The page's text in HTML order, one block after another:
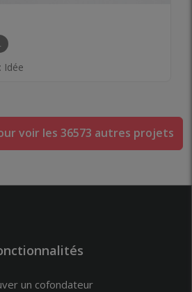
Idée
voir les 36573 autres projets
un cofondateur